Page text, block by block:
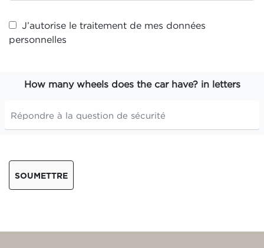
J’autorise le traitement de mes données
personnelles
How many wheels does the car have? in letters
SOUMETTRE